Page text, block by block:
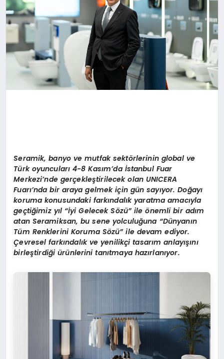
DÜNYA
EĞITIM
Seramik, banyo ve mutfak sektörlerinin global ve
Türk oyuncuları 4-8 Kasım’da İstanbul Fuar
Merkezi’nde gerçekleştirilecek olan UNICERA
Fuarı’nda bir araya gelmek için gün sayıyor. Doğayı
koruma konusundaki farkındalık yaratma amacıyla
geçtiğimiz yıl “İyi Gelecek Sözü” ileönemli bir adım
atan Seramiksan, bu sene yolculuğuna “Dünyanın
Tüm Renklerini Koruma Sözü” ile devam ediyor.
Çevresel farkındalık ve yenilikçi tasarım anlayışını
birleştirdiği ürünlerini tanıtmaya hazırlanıyor.